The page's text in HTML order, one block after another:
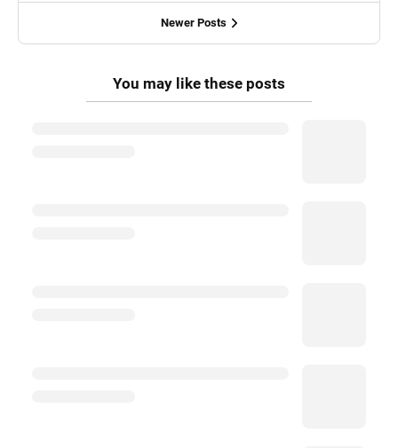
Newer Posts
You may like these posts